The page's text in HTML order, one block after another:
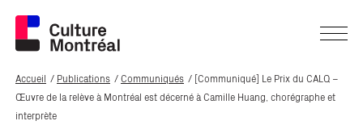
Accueil Publications Communiqués
[Communiqué] Le Prix du CALQ –
Œuvre de la relève à Montréal est décerné à Camille Huang, chorégraphe et
interprète